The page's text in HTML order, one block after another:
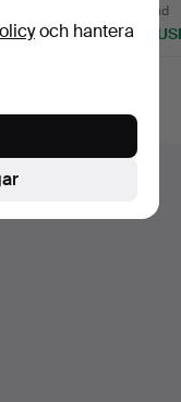
22 bud
276
och hantera